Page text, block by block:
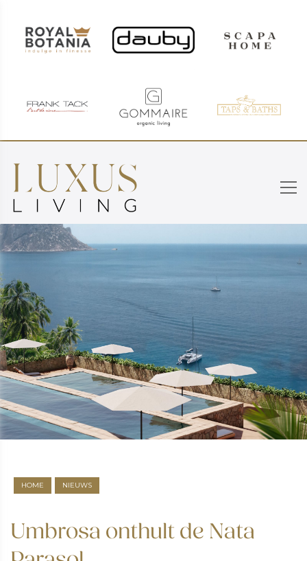
HOME NIEUWS
Umbrosa onthult de Nata